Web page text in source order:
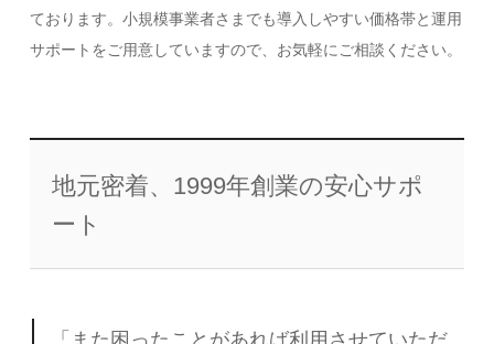
ております。小規模事業者さまでも導入しやすい価格帯と運用
サポートをご用意していますので、お気軽にご相談ください。
地元密着、1999年創業の安心サポ
ート